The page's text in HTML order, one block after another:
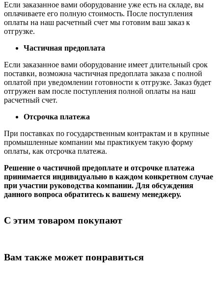
Если заказанное вами оборудование уже есть на складе, вы
оплачиваете его полную стоимость. После поступления
оплаты на наш расчетный счет мы готовим ваш заказ к
отгрузке.
Частичная предоплата
Если заказанное вами оборудование имеет длительный срок
поставки, возможна частичная предоплата заказа с полной
оплатой при уведомлении готовности к отгрузке. Заказ будет
отгружен вам после поступления полной оплаты на наш
расчетный счет.
Отсрочка платежа
При поставках по государственным контрактам и в крупные
промышленные компании мы практикуем такую форму
оплаты, как отсрочка платежа.
Решение о частичной предоплате и отсрочке платежа
принимается индивидуально в каждом конкретном случае
при участии руководства компании. Для обсуждения
данного вопроса обратитесь к вашему менеджеру.
С этим товаром покупают
Вам также может понравиться